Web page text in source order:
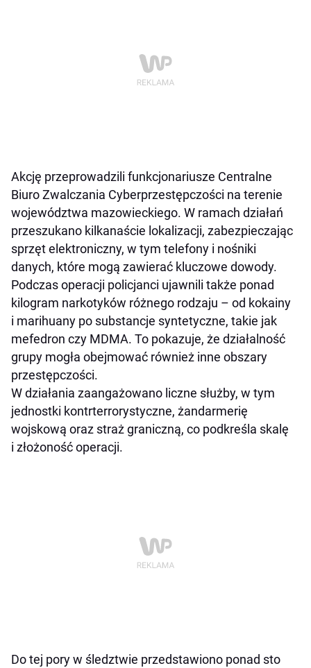
Akcję przeprowadzili funkcjonariusze Centralne
Biuro Zwalczania Cyberprzestępczości na terenie
województwa mazowieckiego. W ramach działań
przeszukano kilkanaście lokalizacji, zabezpieczając
sprzęt elektroniczny, w tym telefony i nośniki
danych, które mogą zawierać kluczowe dowody.
Podczas operacji policjanci ujawnili także ponad
kilogram narkotyków różnego rodzaju – od kokainy
i marihuany po substancje syntetyczne, takie jak
mefedron czy MDMA. To pokazuje, że działalność
grupy mogła obejmować również inne obszary
przestępczości.
W działania zaangażowano liczne służby, w tym
jednostki kontrterrorystyczne, żandarmerię
wojskową oraz straż graniczną, co podkreśla skalę
i złożoność operacji.
Do tej pory w śledztwie przedstawiono ponad sto